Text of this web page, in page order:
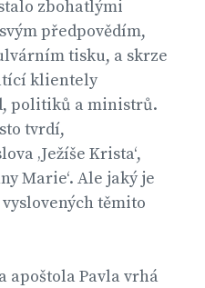
zbohatlými
předpovědím,
tisku, a skrze
klientely
politiků a ministrů.
tvrdí,
‚Ježíše Krista‘,
Marie‘. Ale jaký je
těmito
apoštola Pavla vrhá